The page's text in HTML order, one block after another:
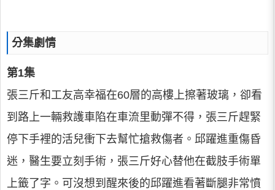
分集劇情
第1集
張三斤和工友高幸福在60層的高樓上擦著玻璃，卻看
到路上一輛救護車陷在車流里動彈不得，張三斤趕緊
停下手裡的活兒衝下去幫忙搶救傷者。邱躍進重傷昏
迷，醫生要立刻手術，張三斤好心替他在截肢手術單
上籤了字。可沒想到醒來後的邱躍進看著斷腿非常憤